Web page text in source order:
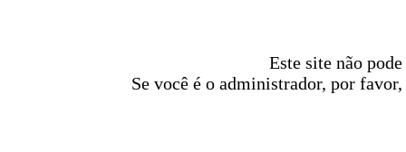
Este site não
Se você é o administrador, por